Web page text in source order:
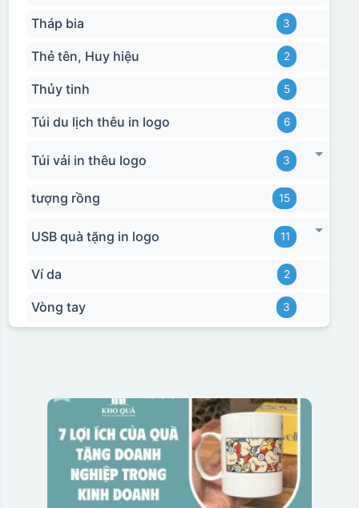
Tháp bia 3
Thẻ tên, Huy hiệu 2
Thủy tinh 5
Túi du lịch thêu in logo 6
Túi vải in thêu logo 3
tượng rồng 15
USB quà tặng in logo 11
Ví da 2
Vòng tay 3